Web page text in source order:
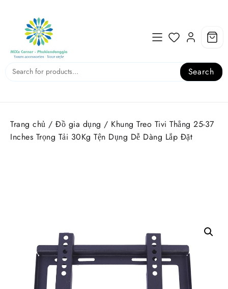
content
Search
Trang chủ / Đồ gia dụng / Khung Treo Tivi Thẳng 25-37
Inches Trọng Tải 30Kg Tện Dụng Dễ Dàng Lắp Đặt